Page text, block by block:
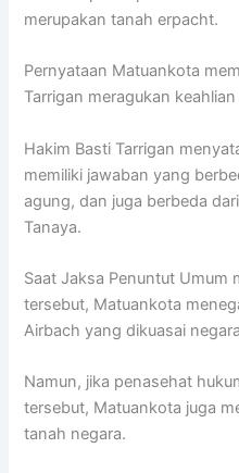
merupakan tanah erpacht.
Pernyataan Matuankota
Tarrigan meragukan
Hakim Basti Tarrigan
memiliki jawaban yang
agung, dan juga berbeda
Tanaya.
Saat Jaksa Penuntut Umum
tersebut, Matuankota
Airbach yang dikuasai
Namun, jika penasehat
tersebut, Matuankota juga
tanah negara.